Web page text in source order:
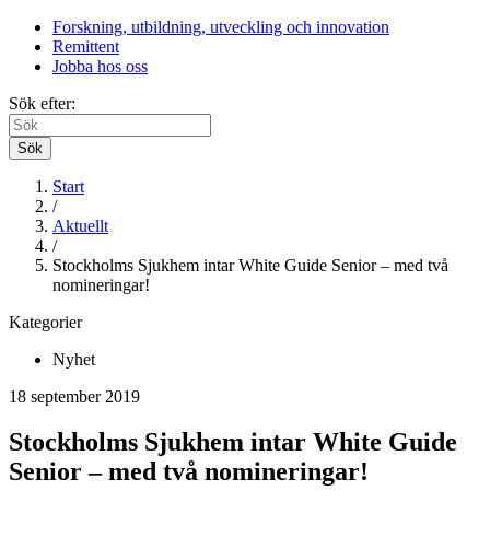
Forskning, utbildning, utveckling och innovation
Remittent
Jobba hos oss
Sök efter:
Sök
Start
/
Aktuellt
/
Stockholms Sjukhem intar White Guide Senior – med två
nomineringar!
Kategorier
Nyhet
18 september 2019
Stockholms Sjukhem intar White Guide
Senior – med två nomineringar!